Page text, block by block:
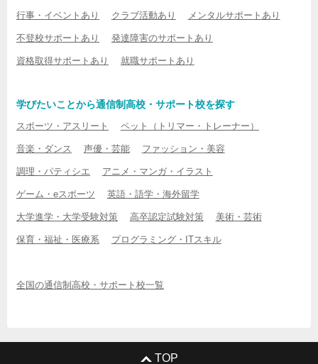
行事・イベントあり クラブ活動あり メンタルサポートあり
不登校サポートあり 発達障害のサポートあり
資格取得サポートあり 就職サポートあり
学びたいことから通信制高校・サポート校を探す
スポーツ・アスリート ペット（トリマー・トレーナー）
音楽・ダンス 声優・芸能 ファッション・美容
調理・パティシエ アニメ・マンガ・イラスト
ゲーム・eスポーツ 英語・語学・海外留学
大学進学・大学受験対策 高卒認定試験対策 美術・芸術
保育・福祉・医療系 プログラミング・ITスキル
全国の通信制高校・サポート校一覧
TOP